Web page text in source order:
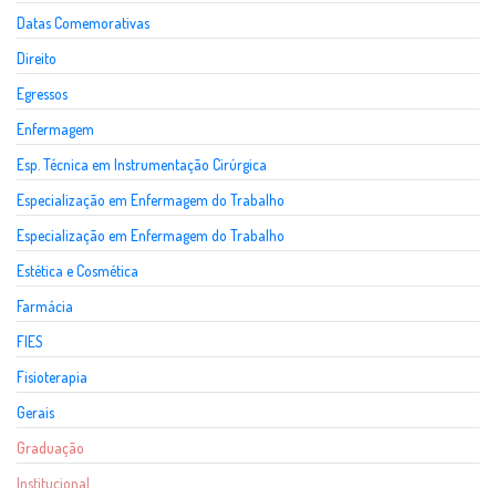
Datas Comemorativas
Direito
Egressos
Enfermagem
Esp. Técnica em Instrumentação Cirúrgica
Especialização em Enfermagem do Trabalho
Especialização em Enfermagem do Trabalho
Estética e Cosmética
Farmácia
FIES
Fisioterapia
Gerais
Graduação
Institucional